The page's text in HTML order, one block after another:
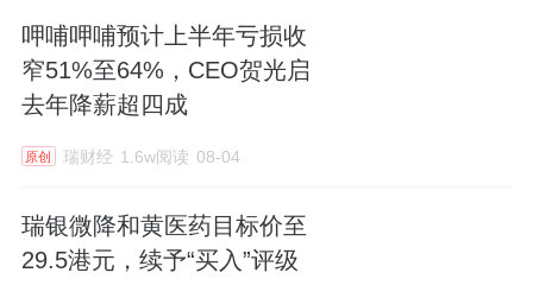
呷哺呷哺预计上半年亏损收
窄51%至64%，CEO贺光启
去年降薪超四成
原创 瑞财经 1.6w阅读 08-04
瑞银微降和黄医药目标价至
29.5港元，续予“买入”评级